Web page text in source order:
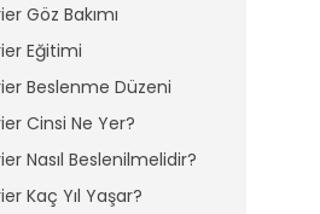
Göz Bakımı
Eğitimi
Beslenme Düzeni
Cinsi Ne Yer?
Nasıl Beslenilmelidir?
Kaç Yıl Yaşar?